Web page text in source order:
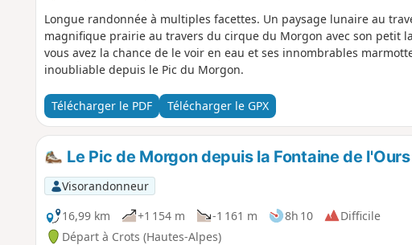
Longue randonnée à multiples facettes. Un paysage lunaire au
magnifique prairie au travers du cirque du Morgon avec son petit
vous avez la chance de le voir en eau et ses innombrables
inoubliable depuis le Pic du Morgon.
Télécharger le PDF Télécharger le GPX
Le Pic de Morgon depuis la Fontaine de l'Ours
Visorandonneur
16,99 km
+1 154 m -1 161 m 8h 10
Difficile
Départ à Crots (Hautes-Alpes)